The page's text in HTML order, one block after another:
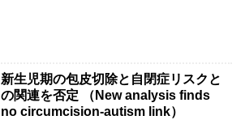
新生児期の包皮切除と自閉症リスクと
の関連を否定 （New analysis finds
no circumcision-autism link）